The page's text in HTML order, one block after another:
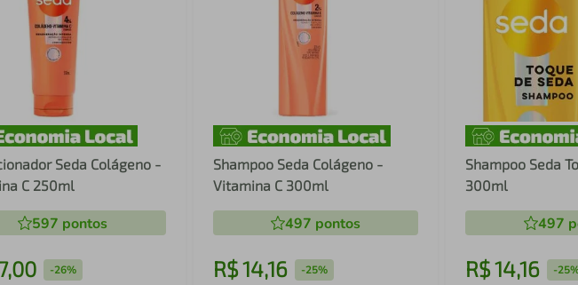
Seda Colágeno -
C 250ml
597 pontos
,00 -26%
Shampoo Seda Colágeno -
Vitamina C 300ml
497 pontos
R$14,16 -25%
Shampoo Seda
300ml
497
R$14,16 -